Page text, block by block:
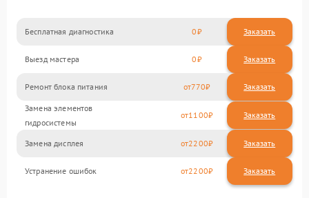
Бесплатная диагностика 0 Заказать
Выезд мастера 0 Заказать
Ремонт блока питания 770
Замена элементов
гидросистемы
1100
Замена дисплея 2200
Устранение ошибок 2200